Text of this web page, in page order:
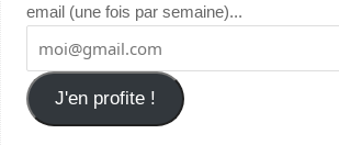
email (une fois par semaine)...
J'en profite !